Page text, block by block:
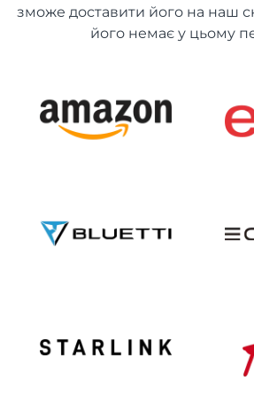
зможе доставити його на наш
його немає у цьому